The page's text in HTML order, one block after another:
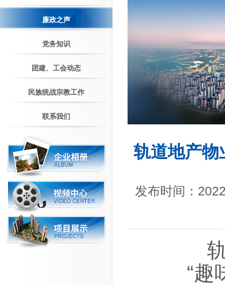
廉政之声
党务知识
团建、工会动态
民族统战宗教工作
联系我们
轨道地产物
发布时间：
“趣